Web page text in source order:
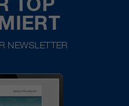
NEWSLETTER